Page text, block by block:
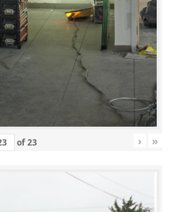
of23 › »